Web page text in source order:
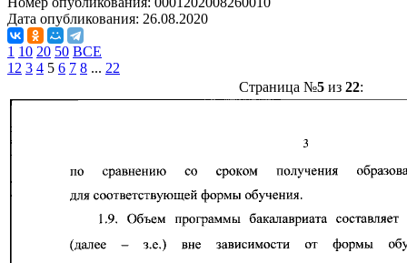
Дата опубликования: 26.08.2020
1 10 20 50 ВСЕ
1 2 3 4 5 6 7 8 ... 22
Страница №5из 22: